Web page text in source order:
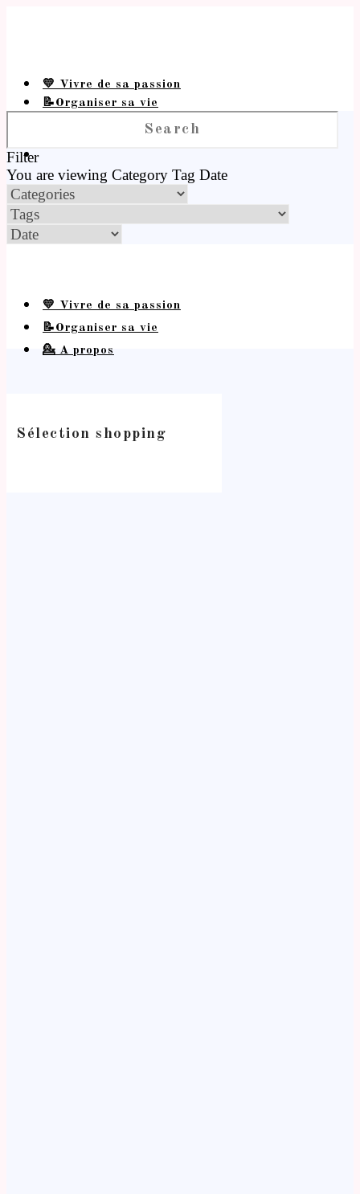
💛 Vivre de sa passion
📝Organiser sa vie
Filter
You are viewing Category Tag Date
💛 Vivre de sa passion
📝Organiser sa vie
💁 A propos
Sélection shopping